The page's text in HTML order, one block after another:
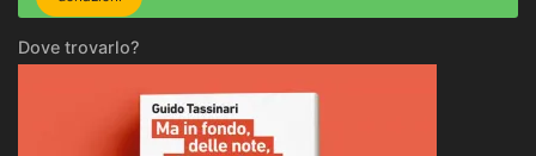
Dove trovarlo?